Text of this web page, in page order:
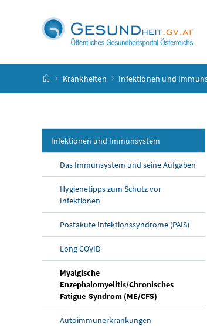
Startseite
Krankheiten Infektionen und
Infektionen und Immunsystem
Das Immunsystem und seine Aufgaben
Hygienetipps zum Schutz vor
Infektionen
Postakute Infektionssyndrome (PAIS)
Long COVID
Myalgische
Enzephalomyelitis/Chronisches
Fatigue-Syndrom (ME/CFS)
Autoimmunerkrankungen